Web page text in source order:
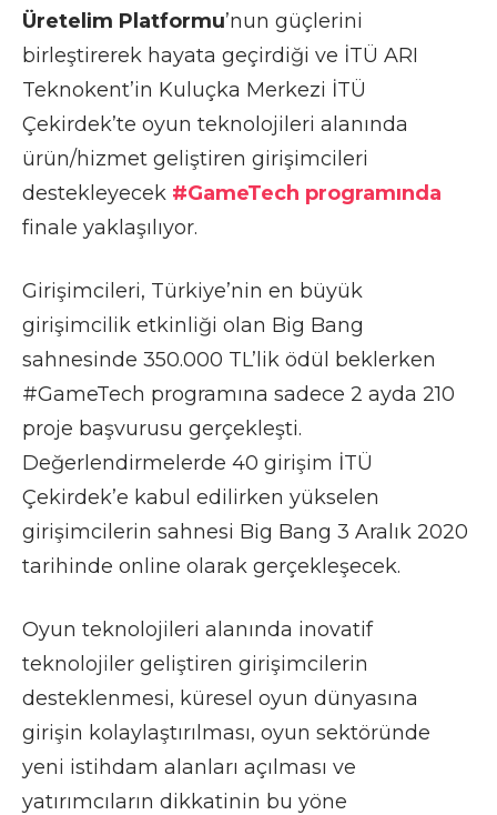
Üretelim Platformu’nun güçlerini
birleştirerek hayata geçirdiği ve İTÜ ARI
Teknokent’in Kuluçka Merkezi İTÜ
Çekirdek’te oyun teknolojileri alanında
ürün/hizmet geliştiren girişimcileri
destekleyecek #GameTech programında
finale yaklaşılıyor.
Girişimcileri, Türkiye’nin en büyük
girişimcilik etkinliği olan Big Bang
sahnesinde 350.000 TL’lik ödül beklerken
#GameTech programına sadece 2 ayda 210
proje başvurusu gerçekleşti.
Değerlendirmelerde 40 girişim İTÜ
Çekirdek’e kabul edilirken yükselen
girişimcilerin sahnesi Big Bang 3 Aralık 2020
tarihinde online olarak gerçekleşecek.
Oyun teknolojileri alanında inovatif
teknolojiler geliştiren girişimcilerin
desteklenmesi, küresel oyun dünyasına
girişin kolaylaştırılması, oyun sektöründe
yeni istihdam alanları açılması ve
yatırımcıların dikkatinin bu yöne